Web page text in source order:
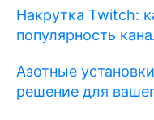
Накрутка Twitch:
популярность
Азотные
решение для